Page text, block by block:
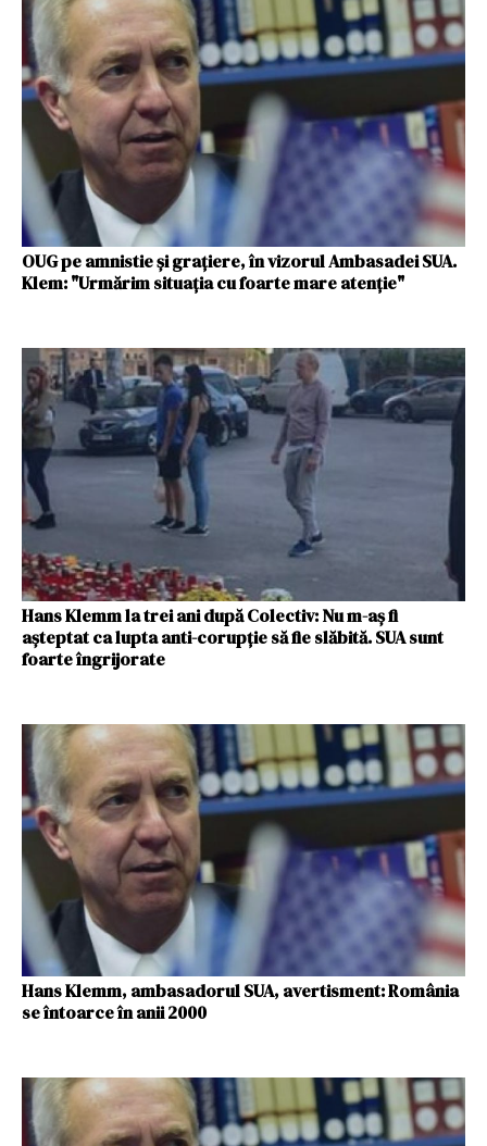
OUG pe amnistie și grațiere, în vizorul Ambasadei SUA.
Klem: "Urmărim situaţia cu foarte mare atenţie"
Hans Klemm la trei ani după Colectiv: Nu m-aș fi
așteptat ca lupta anti-corupție să fie slăbită. SUA sunt
foarte îngrijorate
Hans Klemm, ambasadorul SUA, avertisment: România
se întoarce în anii 2000